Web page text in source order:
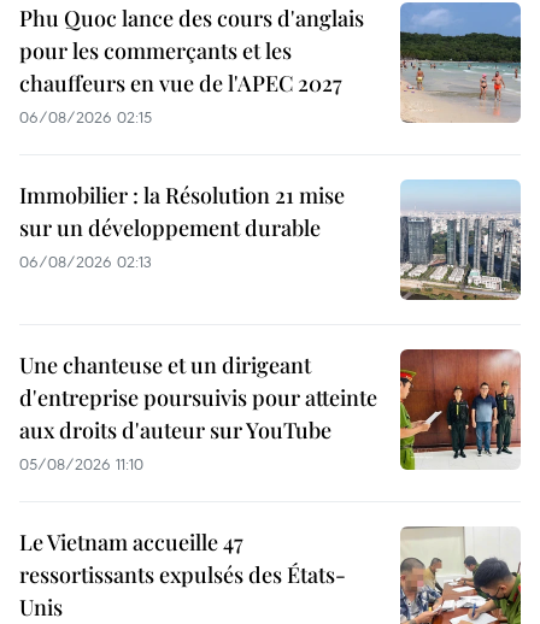
Phu Quoc lance des cours d'anglais
pour les commerçants et les
chauffeurs en vue de l'APEC 2027
06/08/2026 02:15
Immobilier : la Résolution 21 mise
sur un développement durable
06/08/2026 02:13
Une chanteuse et un dirigeant
d'entreprise poursuivis pour atteinte
aux droits d'auteur sur YouTube
05/08/2026 11:10
Le Vietnam accueille 47
ressortissants expulsés des États-
Unis